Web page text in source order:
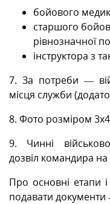
бойового
старшого
рівнозначної
інструктора з
7. За потреби —
місця служби
8. Фото розміром
9. Чинні
дозвіл командира
Про основні етапи і
подавати документи